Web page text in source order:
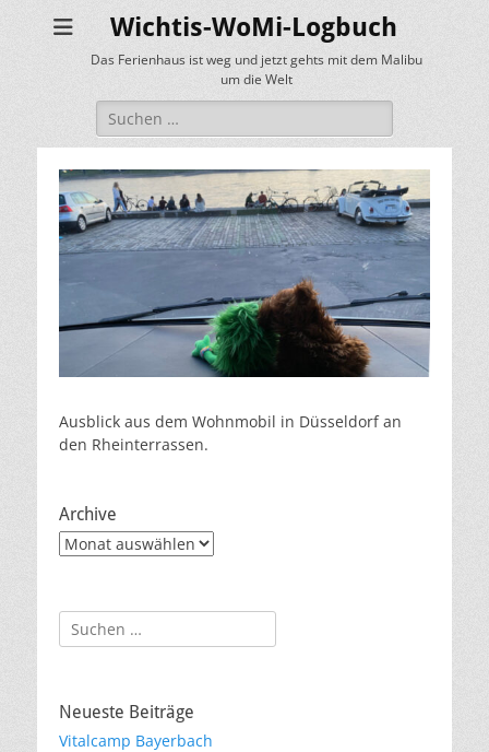
Wichtis-WoMi-Logbuch
Das Ferienhaus ist weg und jetzt gehts mit dem Malibu
um die Welt
Suche
nach:
Ausblick aus dem Wohnmobil in Düsseldorf an
den Rheinterrassen.
Archive
Archive
Suche
nach:
Neueste Beiträge
Vitalcamp Bayerbach